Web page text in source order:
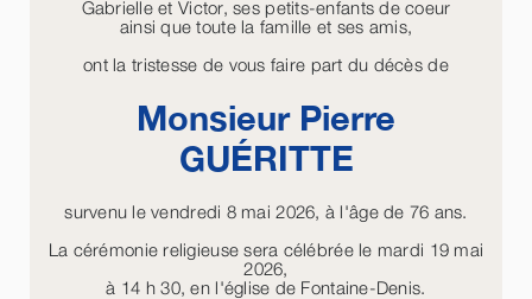
Gabrielle et Victor, ses petits-enfants de coeur
ainsi que toute la famille et ses amis,
ont la tristesse de vous faire part du décès de
Monsieur Pierre
GUÉRITTE
survenu le vendredi 8 mai 2026, à l'âge de 76 ans.
La cérémonie religieuse sera célébrée le mardi 19 mai
2026,
à 14 h 30, en l'église de Fontaine-Denis.